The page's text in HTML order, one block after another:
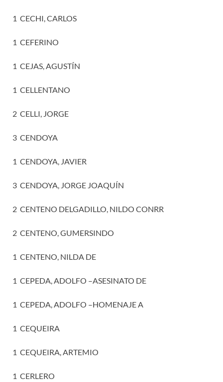
1 CECHI, CARLOS
1 CEFERINO
1 CEJAS, AGUSTÍN
1 CELLENTANO
2 CELLI, JORGE
3 CENDOYA
1 CENDOYA, JAVIER
3 CENDOYA, JORGE JOAQUÍN
2 CENTENO DELGADILLO, NILDO CONRR
2 CENTENO, GUMERSINDO
1 CENTENO, NILDA DE
1 CEPEDA, ADOLFO –ASESINATO DE
1 CEPEDA, ADOLFO –HOMENAJE A
1 CEQUEIRA
1 CEQUEIRA, ARTEMIO
1 CERLERO